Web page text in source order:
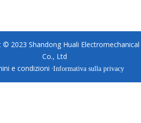
© 2023 Shandong Huali Electromechanical
Co., Ltd
e condizioni ·Informativa sulla privacy